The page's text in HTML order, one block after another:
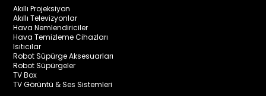
Akıllı Projeksiyon
Akıllı Televizyonlar
Hava Nemlendiriciler
Hava Temizleme Cihazları
Isıtıcılar
Robot Süpürge Aksesuarları
Robot Süpürgeler
TV Box
TV Görüntü & Ses Sistemleri